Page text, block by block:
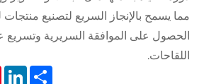
الحصول على الموافقة السريرية وتسريع
اللقاحات.
Share